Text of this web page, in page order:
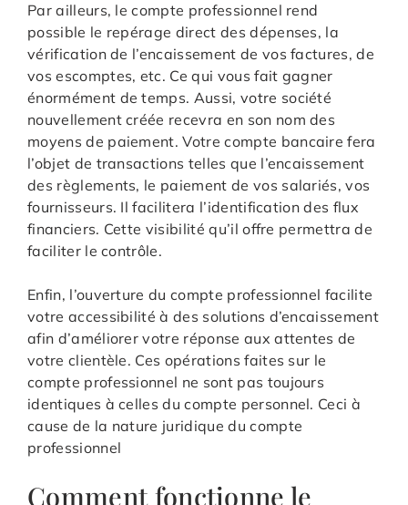
Par ailleurs, le compte professionnel rend
possible le repérage direct des dépenses, la
vérification de l’encaissement de vos factures, de
vos escomptes, etc. Ce qui vous fait gagner
énormément de temps. Aussi, votre société
nouvellement créée recevra en son nom des
moyens de paiement. Votre compte bancaire fera
l’objet de transactions telles que l’encaissement
des règlements, le paiement de vos salariés, vos
fournisseurs. Il facilitera l’identification des flux
financiers. Cette visibilité qu’il offre permettra de
faciliter le contrôle.
Enfin, l’ouverture du compte professionnel facilite
votre accessibilité à des solutions d’encaissement
afin d’améliorer votre réponse aux attentes de
votre clientèle. Ces opérations faites sur le
compte professionnel ne sont pas toujours
identiques à celles du compte personnel. Ceci à
cause de la nature juridique du compte
professionnel
Comment fonctionne le